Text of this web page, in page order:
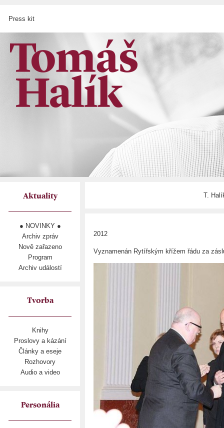
Press kit
Aktuality
● NOVINKY ●
Archiv zpráv
Nově zařazeno
Program
Archiv událostí
Tvorba
Knihy
Proslovy a kázání
Články a eseje
Rozhovory
Audio a video
Personália
T.
2012
Vyznamenán Rytířským křížem řádu za